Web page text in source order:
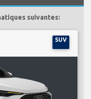
suivantes:
SUV